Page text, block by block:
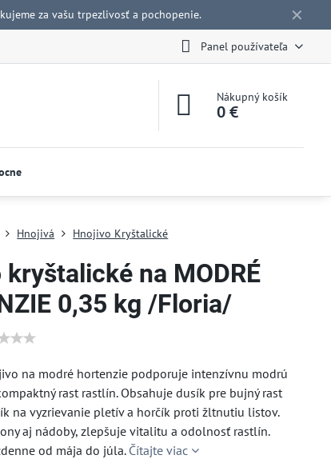
✕
za vašu trpezlivosť a pochopenie.
Panel používateľa
Nákupný košík
0 €
Hnojivá Hnojivo Kryštalické
na MODRÉ
0,35 kg /Floria/
na modré hortenzie podporuje intenzívnu modrú
rast rastlín. Obsahuje dusík pre bujný rast
na vyzrievanie pletív a horčík proti žltnutiu listov.
aj nádoby, zlepšuje vitalitu a odolnosť rastlín.
od mája do júla.Čítajte viac